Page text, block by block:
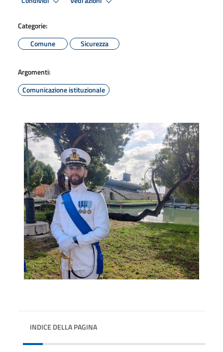
Categorie:
Comune
Sicurezza
Argomenti:
Comunicazione istituzionale
INDICE DELLA PAGINA